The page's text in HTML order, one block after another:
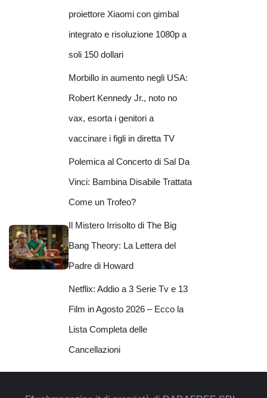
proiettore Xiaomi con gimbal
integrato e risoluzione 1080p a
soli 150 dollari
Morbillo in aumento negli USA:
Robert Kennedy Jr., noto no
vax, esorta i genitori a
vaccinare i figli in diretta TV
Polemica al Concerto di Sal Da
Vinci: Bambina Disabile Trattata
Come un Trofeo?
Il Mistero Irrisolto di The Big
Bang Theory: La Lettera del
Padre di Howard
Netflix: Addio a 3 Serie Tv e 13
Film in Agosto 2026 – Ecco la
Lista Completa delle
Cancellazioni